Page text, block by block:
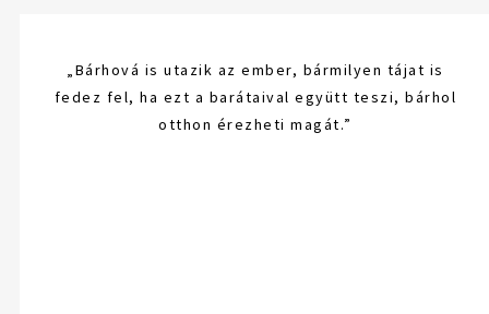
„Bárhová is utazik az ember, bármilyen tájat is
fedez fel, ha ezt a barátaival együtt teszi, bárhol
otthon érezheti magát.”